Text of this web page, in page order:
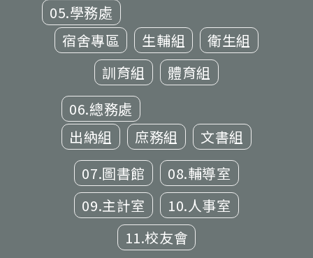
05.學務處
宿舍專區
生輔組
衛生組
訓育組
體育組
06.總務處
出納組
庶務組
文書組
07.圖書館
08.輔導室
09.主計室
10.人事室
11.校友會